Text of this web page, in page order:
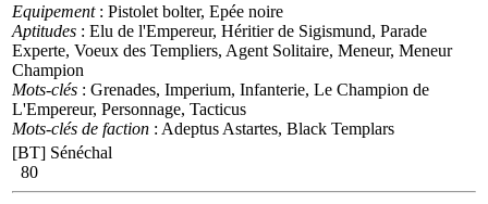
Equipement: Pistolet bolter, Epée noire
Aptitudes : Elu de l'Empereur, Héritier de Sigismund, Parade
Experte, Voeux des Templiers, Agent Solitaire, Meneur, Meneur
Champion
Mots-clés : Grenades, Imperium, Infanterie, Le Champion de
L'Empereur, Personnage, Tacticus
Mots-clés de faction : Adeptus Astartes, Black Templars
[BT] Sénéchal
80